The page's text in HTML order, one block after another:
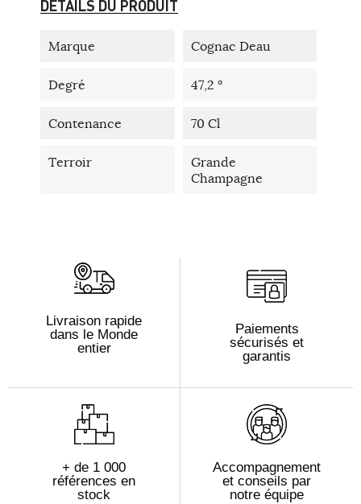
DÉTAILS DU PRODUIT
Marque Cognac Deau
Degré 47,2 °
Contenance 70 Cl
Terroir
Grande
Champagne
Livraison rapide
dans le Monde
entier
Paiements
sécurisés et
garantis
+ de 1 000
références en
stock
Accompagnement
et conseils par
notre équipe